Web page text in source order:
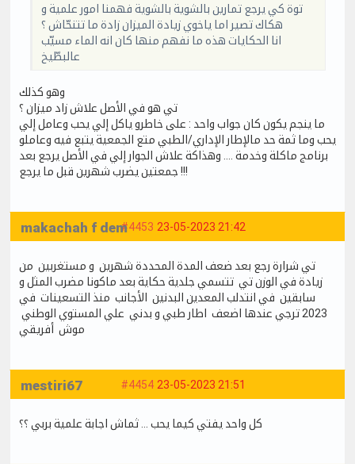
توة كي يرجع تمارين بالشوية بالشوية فهمنا امور علمية و
هكاك تصير اما ياخوي زيادة الميزان زادة ما تتنحّاش ؟
انا الحكايات هذه ما نفهم منها كان انه الماء مسيّب
عالبطّيخ
وهو كذلك
تي هو في الأصل علاش زاد ميزان ؟
ما ينجم يكون كان جواب واحد : على خاطرو ياكل إلي يحب وعامل إلي
يحب وما ثمة حد مالإطار الإداري/الطبي متع الجمعية يتبع فيه وعاملو
برنامج ماكلة وخدمة .... وهذاكة علاش الجوار إلي في الأصل يرجع بعد
جمعتين يضرب شهرين قبل ما يرجع !!!
#4453 23-05-2023 21:42
makachah f dem
تي شرارة رجع بعد ضعف المدة المحددة شهرين و مستغربين من
زيادة في الوزن تي تتسمي جلدية حكاية بعد ماكونا مضرب المثل و
سابقين في انتدلب المعدين البدنين الأجانب منذ التسعينات في
2023 ترجي عندها اضعف اطار طبي و بدني علي المستوي الوطني
موش أفريقي
#4454 23-05-2023 21:51
mestiri67
كل واحد يفتي كيما يحب … ثماش اجابة علمية بربي ؟؟